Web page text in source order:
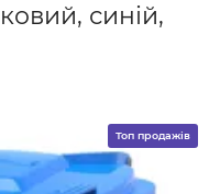
синій,
Топ продажів